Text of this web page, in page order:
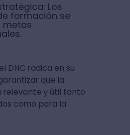
Los
formación se
metas
DNC radica en su
que la
relevante y útil tanto
como para la